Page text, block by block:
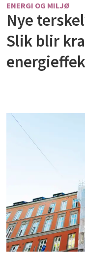
ENERGI OG MILJØ
Nye
Slik blir